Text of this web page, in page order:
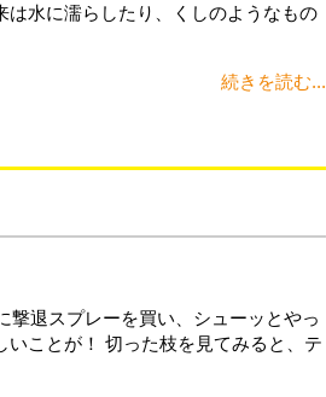
水に濡らしたり、くしのようなもの
続きを読む...
退スプレーを買い、シューッとやっ
ことが！ 切った枝を見てみると、テ